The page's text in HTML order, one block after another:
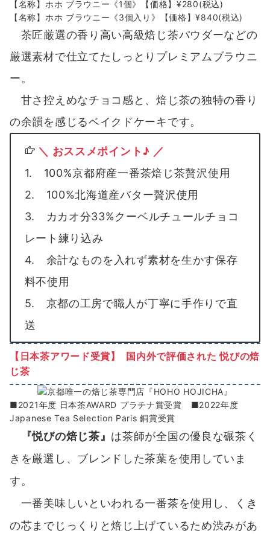
【名称】ホホ ブラウニー《1個》【価格】¥280(税込)
【名称】ホホ ブラウニー《3個入り》【価格】¥840(税込)
茶匠厳選の香り高い高級焙じ茶パウダーなどの
厳選素材で仕立てたしっとりプレミアムブラウニ
ー。
甘さ控えめなチョコ感と、焙じ茶の独特の香り
の余韻を感じるベイクドケーキです。
＼ おススメポイント♪ ／
1. 100%京都府産一番茶焙じ茶贅沢使用
2. 100%北海道産バター贅沢使用
3. カカオ分33%クーベルチュールチョコ
レート練り込み
4. 余計なものを入れず素材を生かす保存
料不使用
5. 京都の工房で職人が丁寧に手作りで直
送
【日本茶アワード受賞】 国内外で評価された 悦びの焙
じ茶
■2021年度 日本茶AWARD プラチナ賞受賞 ■2022年度
Japanese Tea Selection Paris 銅賞受賞
『悦びの焙じ茶』 は茶師が全国の優良な碾茶く
きを厳選し、ブレンドした茶葉を使用していま
す。
一番美味しいといわれる一番茶を使用し、くき
の芯までじっくりと焙じ上げているため渋みがあ